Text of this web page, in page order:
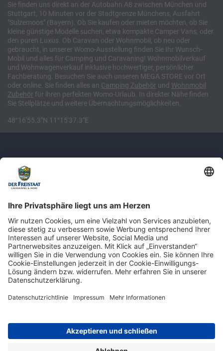
Sie finden uns direkt an der Autobahn A8 zwischen München und
Stuttgart, 10 Minuten vor der Stadtgrenze Münchens, Ausfahrt
"Sulzemoos" (Bayern). Ob Sie kaufen oder mieten möchten, ob Sie
kleine günstige Modelle suchen, etwa kompakte Camper Vans, oder
den puren Luxus. Ob Caravan oder Wohnmobil, ob neu oder
gebraucht, in unserer Womo-Ausstellung finden Sie Ihr Wunsch-
Mobil und alles für Camping und Caravaning! Wohnmobilverkauf
und Wohnwagenverkauf inklusive hochwertiger, persönlicher
Fachberatung. Besuchen Sie auch unseren MEGA STORE vor Ort
oder online. Sie finden alles an Camping Zubehör und Wohnmobil
Zubehör für ihren perfekten Womo-Urlaub. In direkter Nähe finden
Sie Stellplätze und weitere Übernachtungsmöglichkeiten.
48°16'55.3"N 11°15'37.3"E
Newsletter: Jetzt auf
shop.derfreistaat.de anmelden und
einen 5€ Gutschein für unseren Online-
Shop erhalten!*
Impressum Datenschutz Barrierefreiheit